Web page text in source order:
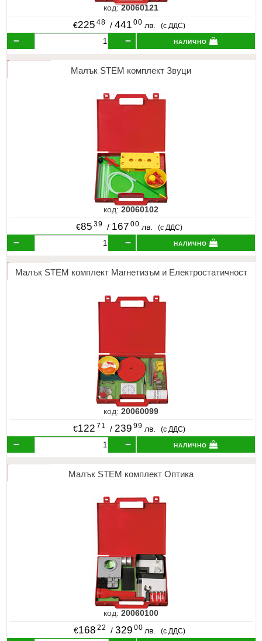
код:20060121
€225 48 /441 00 лв. (с ДДС)
налично
Малък STEM комплект Звуци
код: 20060102
€85 39 / 167 00 лв. (с ДДС)
налично
Малък STEM комплект Магнетизъм и Електростатичност
код: 20060099
€122 71 / 239 99 лв. (с ДДС)
налично
Малък STEM комплект Оптика
код:20060100
€168 22 / 329 00 лв. (с ДДС)